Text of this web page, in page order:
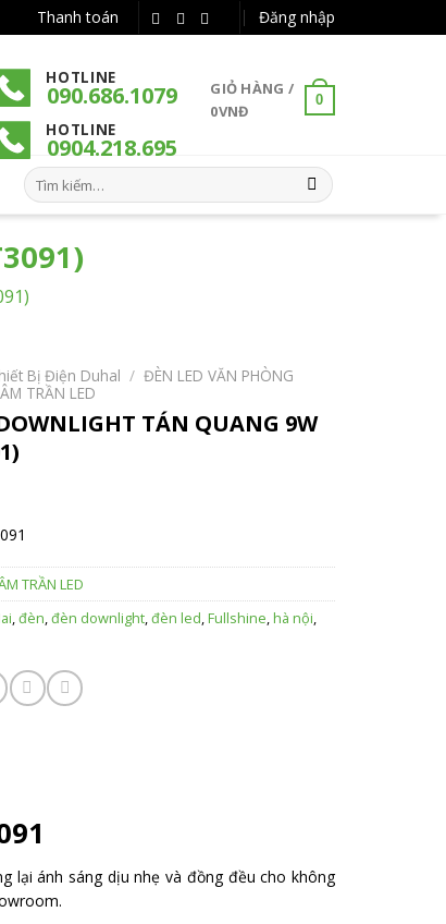
Thanh toán Đăng nhập
HOTLINE
090.686.1079
HOTLINE
0904.218.695
GIỎ HÀNG /
0VNĐ
0
Tìm
kiếm:
Bị Điện Duhal / ĐÈN LED VĂN PHÒNG
TRẦN LED
TÁN QUANG 9W
TRẦN LED
,đèn,đèn downlight,đèn led,Fullshine,hà nội,
lại ánh sáng dịu nhẹ và đồng đều cho không